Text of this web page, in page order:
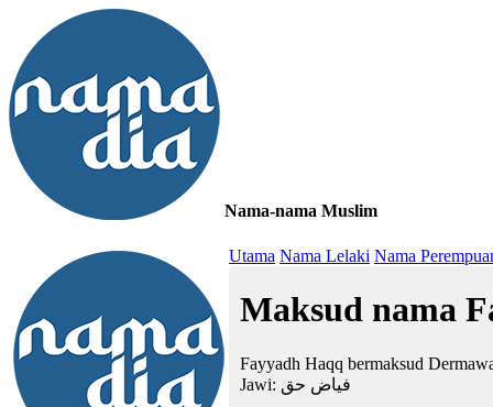
Nama-nama Muslim
Utama Nama Lelaki Nama
Maksud nama
Fayyadh Haqq bermaksud
Jawi: فياض حق